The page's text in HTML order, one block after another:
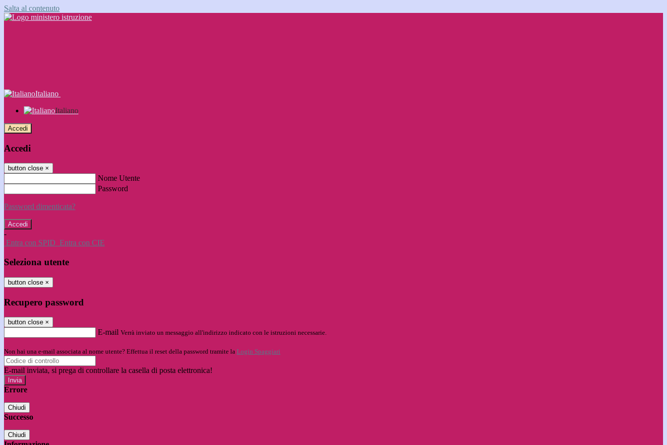
Salta al contenuto
Italiano
Italiano
Accedi
Accedi
button close ×
Nome Utente
Password
Password dimenticata?
-
Entra con SPID Entra con CIE
Seleziona utente
button close ×
Recupero password
button close ×
E-mail Verrà inviato un messaggio all'indirizzo indicato con le istruzioni necessarie.
Non hai una e-mail associata al nome utente? Effettua il reset della password tramite la Login Spaggiari
E-mail inviata, si prega di controllare la casella di posta elettronica!
Errore
Chiudi
Successo
Chiudi